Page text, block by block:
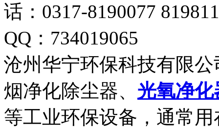
话：0317-8190077
QQ：734019065
沧州华宁环保科技有限
烟净化除尘器、 光氧净化
等工业环保设备，通常